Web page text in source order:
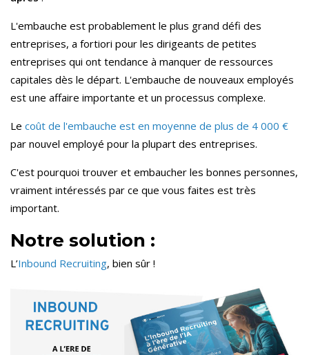
L'embauche est probablement le plus grand défi des
entreprises, a fortiori pour les dirigeants de petites
entreprises qui ont tendance à manquer de ressources
capitales dès le départ. L'embauche de nouveaux employés
est une affaire importante et un processus complexe.
Le coût de l'embauche est en moyenne de plus de 4 000 €
par nouvel employé pour la plupart des entreprises.
C'est pourquoi trouver et embaucher les bonnes personnes,
vraiment intéressés par ce que vous faites est très
important.
Notre solution :
L’Inbound Recruiting, bien sûr !